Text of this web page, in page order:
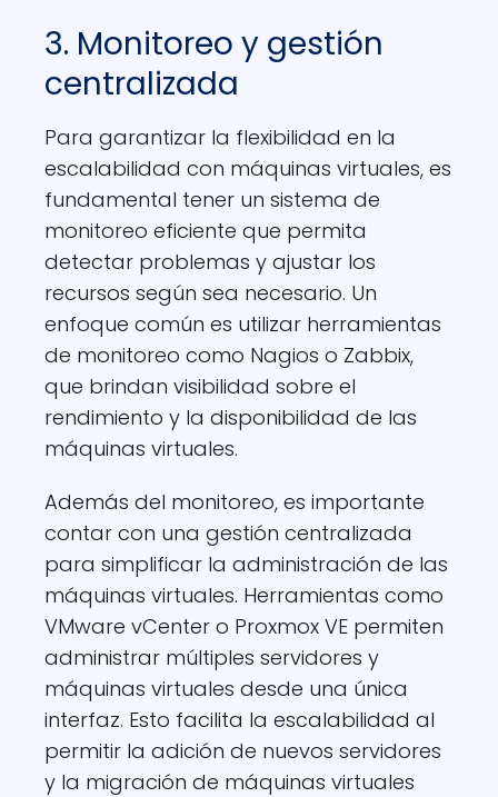
3. Monitoreo y gestión
centralizada
Para garantizar la flexibilidad en la
escalabilidad con máquinas virtuales, es
fundamental tener un sistema de
monitoreo eficiente que permita
detectar problemas y ajustar los
recursos según sea necesario. Un
enfoque común es utilizar herramientas
de monitoreo como Nagios o Zabbix,
que brindan visibilidad sobre el
rendimiento y la disponibilidad de las
máquinas virtuales.
Además del monitoreo, es importante
contar con una gestión centralizada
para simplificar la administración de las
máquinas virtuales. Herramientas como
VMware vCenter o Proxmox VE permiten
administrar múltiples servidores y
máquinas virtuales desde una única
interfaz. Esto facilita la escalabilidad al
permitir la adición de nuevos servidores
y la migración de máquinas virtuales